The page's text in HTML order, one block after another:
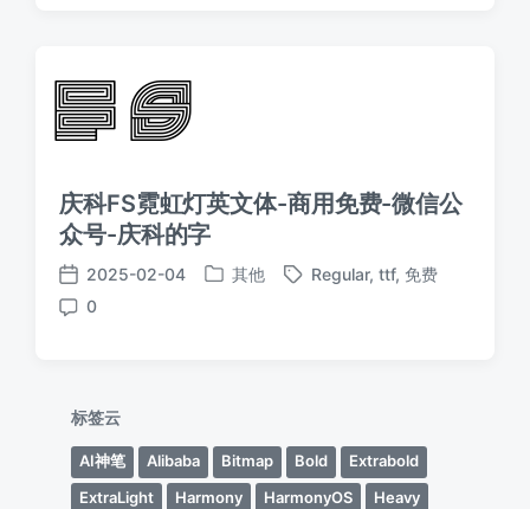
庆科FS霓虹灯英文体-商用免费-微信公
众号-庆科的字
发
布
2025-02-04
发
其他
标
Regular, ttf, 免费
评
0
标签云
AI神笔 Alibaba Bitmap Bold
Extrabold
ExtraLight
Harmony HarmonyOS
Heavy